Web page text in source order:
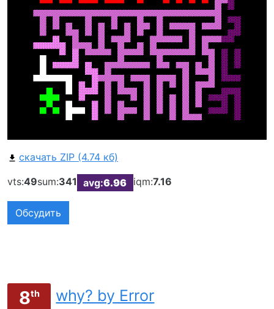
скачать ZIP (4.74 кб)
vts:49sum:341 avg:6.96 iqm:7.16
Обсудить
8th why? by Error